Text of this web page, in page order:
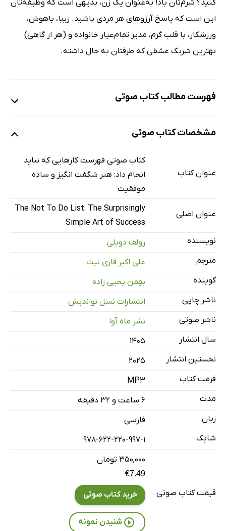
کنید؟ شرم‌تان باد! به‌عنوان یک زن، بدیهی است که وظیفه‌تان
این است که پاسخ آرزوهای هر مردی باشید. زیبا، باهوش،
ورزشکار، با قلب گرم، مدیر تمام‌عیار خانواده و (هر از گاهی)
بهترین شریک عشقی که طرفتان به حال داشته.
فهرست مطالب کتاب صوتی
نمونه
2 دقیقه
پیشگفتار - فصل اول تا سوم
34 دقیقه
فصل پانزدهم تا نوزدهم
فصل بیستم تا بیست‌وچهارم
فصل بیست‌وپنجم تا سی‌ویکم
فصل سی‌ودوم تا سی‌وهفتم
مشخصات کتاب صوتی
عنوان کتاب
کتاب صوتی فهرست کارهایی که نباید
انجام داد: هنر شگفت انگیز و ساده
موفقیت
عنوان اصلی
The Not To Do List: The Surprisingly
Simple Art of Success
نویسنده
رولف دوبلی
مترجم
علی اکبر قاری نیت
گوینده
بهمن یحیی زاده
ناشر چاپی
انتشارات نسل نواندیش
ناشر صوتی
نشر ماه آوا
سال انتشار
۱۴۰۵
نخستین انتشار
2025
فرمت کتاب
MP3
مدت
۶ ساعت و ۳۲ دقیقه
زبان
فارسی
شابک
978-622-220-997-1
قیمت کتاب صوتی
۳۵۰,۰۰۰ تومان
€7.49
خرید کتاب صوتی
شنیدن نمونه